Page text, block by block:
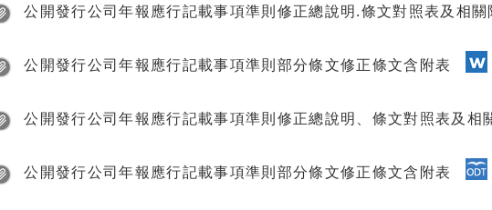
公開發行公司年報應行記載事項準則修正總說明.條文對照表及相關
公開發行公司年報應行記載事項準則部分條文修正條文含附表
公開發行公司年報應行記載事項準則修正總說明、條文對照表及相
公開發行公司年報應行記載事項準則部分條文修正條文含附表